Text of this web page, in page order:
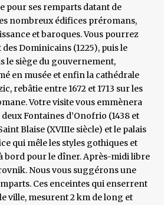
pour ses remparts datant de
nombreux édifices préromans,
et baroques. Vous pourrez
Dominicains (1225), puis le
le siège du gouvernement,
en musée et enfin la cathédrale
rebâtie entre 1672 et 1713 sur les
Votre visite vous emmènera
Fontaines d’Onofrio (1438 et
Blaise (XVIIIe siècle) et le palais
qui mêle les styles gothiques et
bord pour le dîner. Après-midi libre
Nous vous suggérons une
Ces enceintes qui enserrent
ville, mesurent 2 km de long et